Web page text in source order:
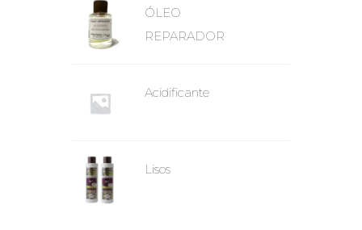
ÓLEO
REPARADOR
Acidificante
Lisos